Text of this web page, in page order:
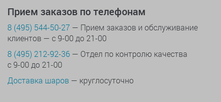
Прием заказов по телефонам
8 (495) 544-50-27 — Прием заказов и обслуживание
клиентов — с 9-00 до 21-00
8 (495) 212-92-36 — Отдел по контролю качества
с 9-00 до 21-00
Доставка шаров — круглосуточно